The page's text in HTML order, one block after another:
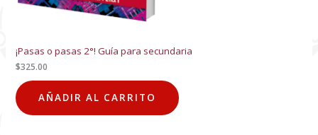
¡Pasas o pasas 2°! Guía para secundaria
$325.00
AÑADIR AL CARRITO